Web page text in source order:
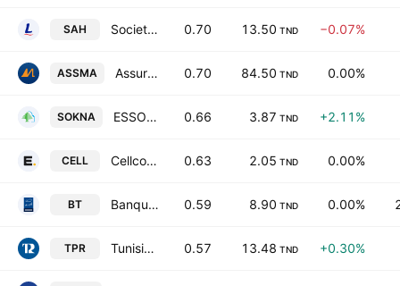
SAH Societe d'Articles Hygieniques SA 0.70 13.50 TND −0.07%
ASSMA Assurances Maghrebia S.A 0.70 84.50 TND 0.00%
SOKNA ESSOUKNA Societe Anonyme 0.66 3.87 TND +2.11%
CELL Cellcom SA 0.63 2.05 TND 0.00%
BT Banque de Tunisie SA 0.59 8.90 TND 0.00%
TPR Tunisie Profiles Aluminium 0.57 13.48 TND +0.30%